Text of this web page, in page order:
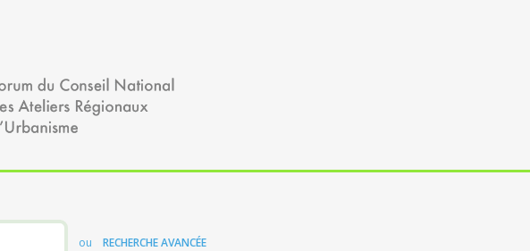
ou RECHERCHE AVANCÉE